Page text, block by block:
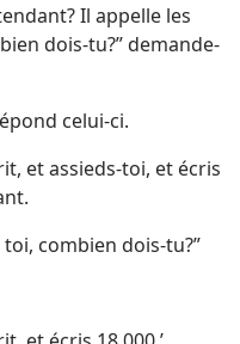
Il appelle les
dois-​tu?” demande-​
celui-ci.
et assieds-​toi, et écris
combien dois-​tu?”